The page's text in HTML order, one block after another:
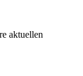
aktuellen